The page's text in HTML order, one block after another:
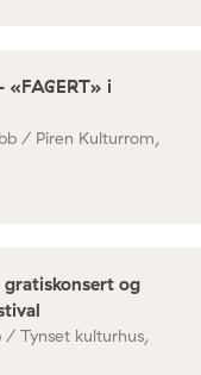
i
/ Piren Kulturrom,
og
/ Tynset kulturhus,